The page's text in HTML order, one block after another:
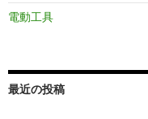
電動工具
最近の投稿